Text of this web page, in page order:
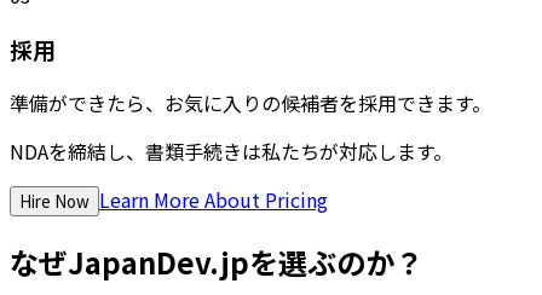
採用
準備ができたら、お気に入りの候補者を採用できます。
NDAを締結し、書類手続きは私たちが対応します。
Hire Now Learn More About Pricing
なぜJapanDev.jpを選ぶのか？